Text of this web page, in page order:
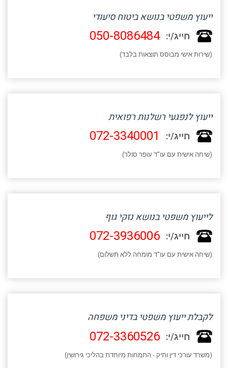
ייעוץ משפטי בנושא ביטוח סיעודי
חייג/י: 050-8086484
(שירות אישי מבוסס תוצאות בלבד)
ייעוץ לנפגעי רשלנות רפואית
חייג/י: 072-3340001
(שיחה אישית עם עו"ד עופר סולר)
לייעוץ משפטי בנושא נזקי גוף
חייג/י: 072-3936006
(שיחה אישית עם עו"ד מומחה ללא תשלום)
לקבלת ייעוץ משפטי בדיני משפחה
חייג/י: 072-3360526
(משרד עורכי דין ותיק - התמחות מיוחדת בהליכי גירושין)